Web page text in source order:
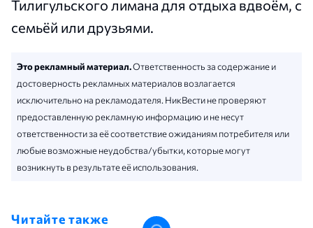
Тилигульского лимана для отдыха вдвоём, с
семьёй или друзьями.
Это рекламный материал.Ответственность за содержание и
достоверность рекламных материалов возлагается
исключительно на рекламодателя. НикВести не проверяют
предоставленную рекламную информацию и не несут
ответственности за её соответствие ожиданиям потребителя или
любые возможные неудобства/убытки, которые могут
возникнуть в результате её использования.
Читайте также